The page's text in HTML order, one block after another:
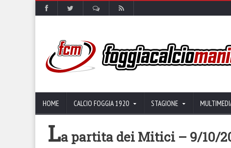
HOME CALCIO FOGGIA 1920 STAGIONE
La partita dei Mitici – 9/10/